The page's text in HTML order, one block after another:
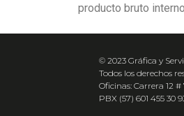
producto bruto
© 2023 Gráfica y
Todos los derechos
Oficinas: Carrera 12
PBX (57) 601 455 30